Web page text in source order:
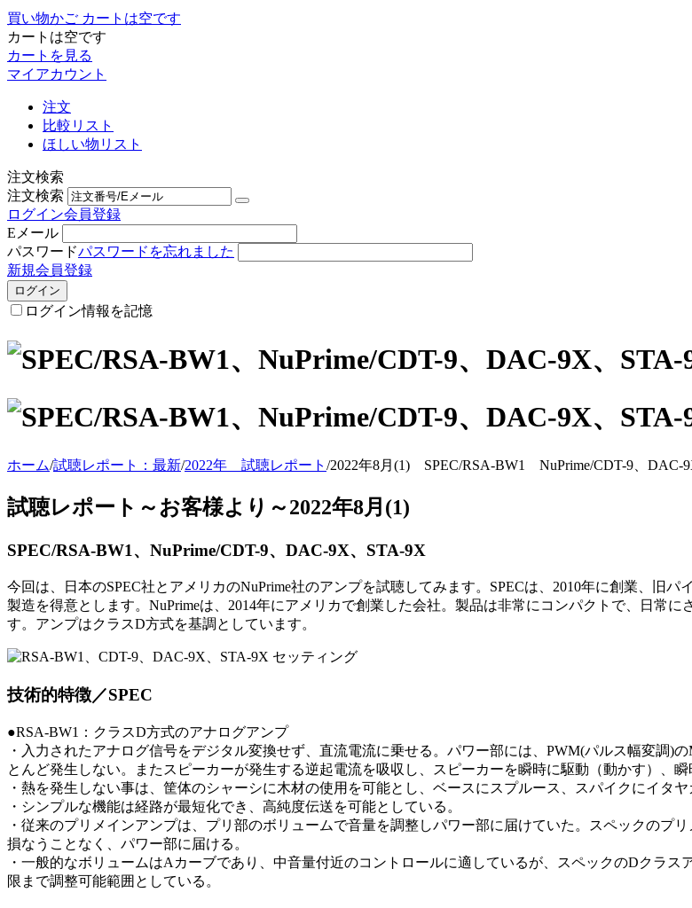
買い物かご カートは空です
カートは空です
カートを見る
マイアカウント
注文
比較リスト
ほしい物リスト
注文検索
注文検索
ログイン会員登録
Eメール
パスワードパスワードを忘れました
新規会員登録
ログイン
ログイン情報を記憶
ホーム/試聴レポート：最新/2022年 試聴レポート /2022年8月(1) SPEC/RSA-BW1 NuPrime/CDT-9、
試聴レポート～お客様より～2022年8月(1)
SPEC/RSA-BW1、NuPrime/CDT-9、DAC-9X、STA-9X
今回は、日本のSPEC社とアメリカのNuPrime社のアンプを試聴してみます。SPECは、2010年に創業、旧
製造を得意とします。NuPrimeは、2014年にアメリカで創業した会社。製品は非常にコンパクトで、日常
す。アンプはクラスD方式を基調としています。
技術的特徴／SPEC
●RSA-BW1：クラスD方式のアナログアンプ
・入力されたアナログ信号をデジタル変換せず、直流電流に乗せる。パワー部には、PWM(パルス幅変調)
とんど発生しない。またスピーカーが発生する逆起電流を吸収し、スピーカーを瞬時に駆動（動かす）、瞬
・熱を発生しない事は、筐体のシャーシに木材の使用を可能とし、ベースにスプルース、スパイクにイタ
・シンプルな機能は経路が最短化でき、高純度伝送を可能としている。
・従来のプリメインアンプは、プリ部のボリュームで音量を調整しパワー部に届けていた。スペックのプ
損なうことなく、パワー部に届ける。
・一般的なボリュームはAカーブであり、中音量付近のコントロールに適しているが、スペックのDクラ
限まで調整可能範囲としている。